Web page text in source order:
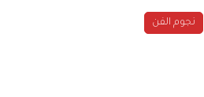
نجوم الفن